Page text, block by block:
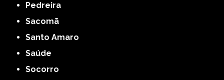
Pedreira
Sacomã
Santo Amaro
Saúde
Socorro